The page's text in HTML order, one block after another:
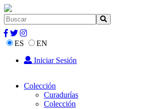
ES
EN
Iniciar Sesión
Colección
Curadurías
Colección